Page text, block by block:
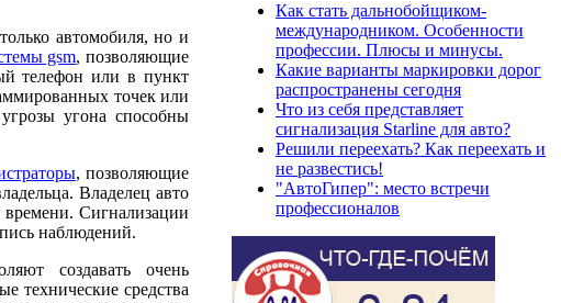
автомобиля, но и
gsm, позволяющие
телефон или в пункт
точек или
угона способны
, позволяющие
Владелец авто
Сигнализации
наблюдений.
создавать очень
технические средства
Как стать дальнобойщиком-
международником. Особенности
профессии. Плюсы и минусы.
Какие варианты маркировки дорог
распространены сегодня
Что из себя представляет
сигнализация Starline для авто?
Решили переехать? Как переехать и
не развестись!
"АвтоГипер": место встречи
профессионалов